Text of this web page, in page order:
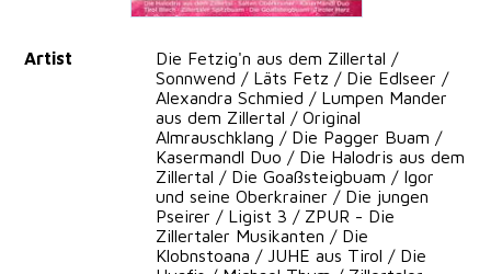
Artist
Die Fetzig'n aus dem Zillertal /
Sonnwend / Läts Fetz / Die Edlseer /
Alexandra Schmied / Lumpen Mander
aus dem Zillertal / Original
Almrauschklang / Die Pagger Buam /
Kasermandl Duo / Die Halodris aus dem
Zillertal / Die Goaßsteigbuam / Igor
und seine Oberkrainer / Die jungen
Pseirer / Ligist 3 / ZPUR - Die
Zillertaler Musikanten / Die
Klobnstoana / JUHE aus Tirol / Die